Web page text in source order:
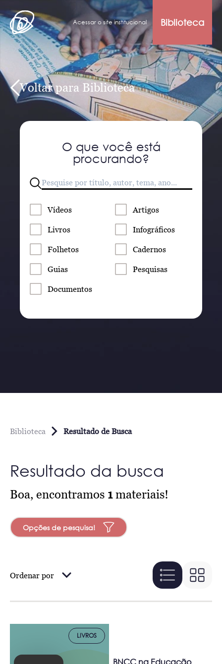
Acessar o site institucional Biblioteca
Voltar para Biblioteca
O que você está
procurando?
Vídeos Artigos
Livros Infográficos
Folhetos Cadernos
Guias Pesquisas
Documentos
Biblioteca Resultado de Busca
Resultado da busca
Boa, encontramos 1materiais!
Opções de pesquisa!
Ordenar por
LIVROS
BNCC na Educação